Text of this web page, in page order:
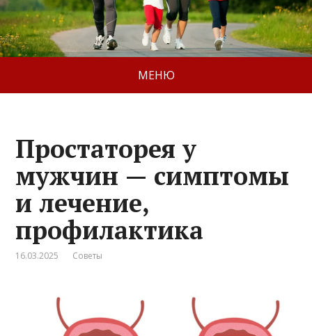
МЕНЮ
Простаторея у
мужчин — симптомы
и лечение,
профилактика
16.03.2025 Советы